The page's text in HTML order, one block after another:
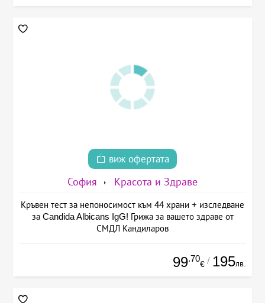
виж офертата
София Красота и Здраве
Кръвен тест за непоносимост към 44 храни + изследване
за Candida Albicans IgG! Грижа за вашето здраве от
СМДЛ Кандиларов
99.70
€ / 195лв.